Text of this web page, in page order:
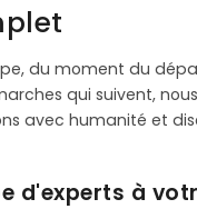
du moment du
qui suivent,
avec humanité et
d'experts à